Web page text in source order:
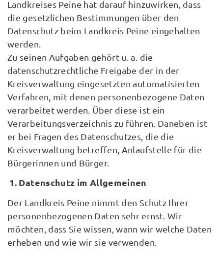
Landkreises Peine hat darauf hinzuwirken, dass
die gesetzlichen Bestimmungen über den
Datenschutz beim Landkreis Peine eingehalten
werden.
Zu seinen Aufgaben gehört u. a. die
datenschutzrechtliche Freigabe der in der
Kreisverwaltung eingesetzten automatisierten
Verfahren, mit denen personenbezogene Daten
verarbeitet werden. Über diese ist ein
Verarbeitungsverzeichnis zu führen. Daneben ist
er bei Fragen des Datenschutzes, die die
Kreisverwaltung betreffen, Anlaufstelle für die
Bürgerinnen und Bürger.
1. Datenschutz im Allgemeinen
Der Landkreis Peine nimmt den Schutz Ihrer
personenbezogenen Daten sehr ernst. Wir
möchten, dass Sie wissen, wann wir welche Daten
erheben und wie wir sie verwenden.